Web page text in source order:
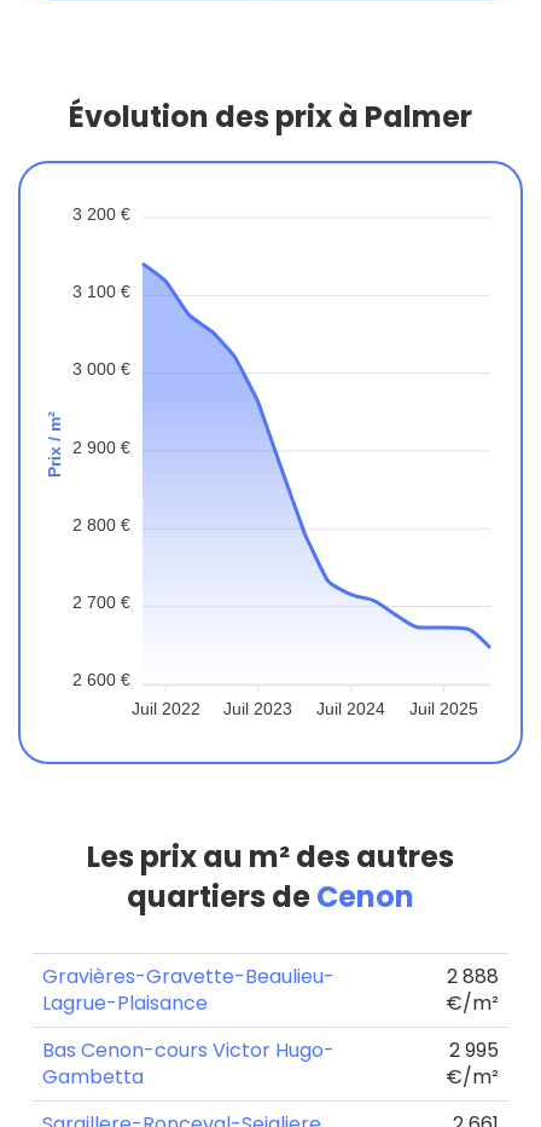
Évolution des prix à Palmer
3 200 €
3 100 €
3 000 €
2 900 €
2 800 €
2 700 €
2 600 €
Prix / m²
Juil 2022 Juil 2023 Juil 2024 Juil 2025
Les prix au m² des autres
quartiers deCenon
Gravières-Gravette-Beaulieu-
Lagrue-Plaisance
2 888
€/m²
Bas Cenon-cours Victor Hugo-
Gambetta
2 995
€/m²